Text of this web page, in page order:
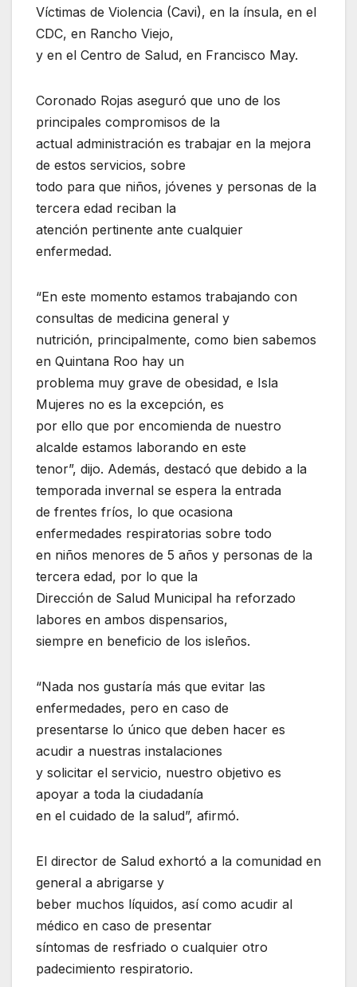
Víctimas de Violencia (Cavi), en la ínsula, en el
CDC, en Rancho Viejo,
y en el Centro de Salud, en Francisco May.
Coronado Rojas aseguró que uno de los
principales compromisos de la
actual administración es trabajar en la mejora
de estos servicios, sobre
todo para que niños, jóvenes y personas de la
tercera edad reciban la
atención pertinente ante cualquier
enfermedad.
“En este momento estamos trabajando con
consultas de medicina general y
nutrición, principalmente, como bien sabemos
en Quintana Roo hay un
problema muy grave de obesidad, e Isla
Mujeres no es la excepción, es
por ello que por encomienda de nuestro
alcalde estamos laborando en este
tenor”, dijo. Además, destacó que debido a la
temporada invernal se espera la entrada
de frentes fríos, lo que ocasiona
enfermedades respiratorias sobre todo
en niños menores de 5 años y personas de la
tercera edad, por lo que la
Dirección de Salud Municipal ha reforzado
labores en ambos dispensarios,
siempre en beneficio de los isleños.
“Nada nos gustaría más que evitar las
enfermedades, pero en caso de
presentarse lo único que deben hacer es
acudir a nuestras instalaciones
y solicitar el servicio, nuestro objetivo es
apoyar a toda la ciudadanía
en el cuidado de la salud”, afirmó.
El director de Salud exhortó a la comunidad en
general a abrigarse y
beber muchos líquidos, así como acudir al
médico en caso de presentar
síntomas de resfriado o cualquier otro
padecimiento respiratorio.